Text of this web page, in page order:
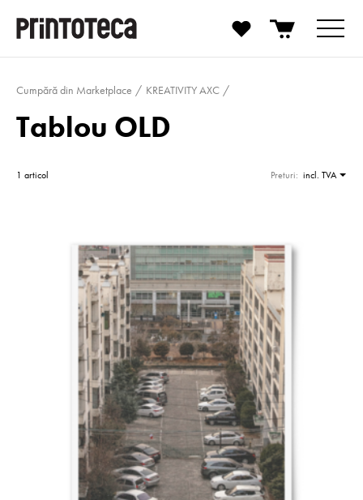
Cumpără din Marketplace KREATIVITY AXC
Tablou OLD
1 articol Preturi: incl. TVA